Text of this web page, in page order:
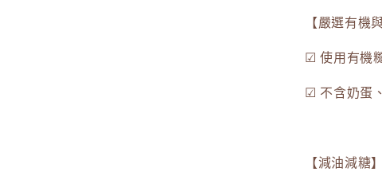
【嚴選有機
☑ 使用有機
☑ 不含奶蛋
【減油減糖】